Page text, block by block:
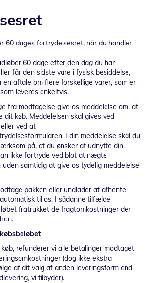
60 dages fortrydelsesret, når du handler
60 dage efter den dag du har
får den sidste vare i fysisk besiddelse,
en aftale om flere forskellige varer, som er
leveres enkeltvis.
fra modtagelse give os meddelelse om, at
dit køb. Meddelelsen skal gives ved
eller ved at
. I din meddelelse skal du
på, at du ønsker at udnytte din
ikke fortryde ved blot at nægte
samtidig at give os tydelig meddelelse
pakken eller undlader at afhente
til os. I sådanne tilfælde
fratrukket de fragtomkostninger der
refunderer vi alle betalinger modtaget
(dog ikke ekstra
af dit valg af anden leveringsform end
vi tilbyder).